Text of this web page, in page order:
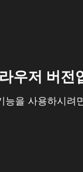
우저 버전
능을 사용하시려